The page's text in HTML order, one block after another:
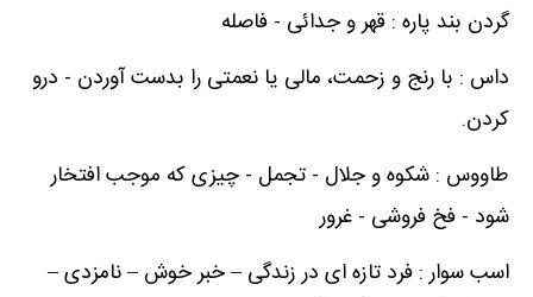
گردن بند پاره : قهر و جدائی - فاصله
داس : با رنج و زحمت، مالی یا نعمتی را بدست آوردن - درو
کردن.
طاووس : شکوه و جلال - تجمل - چیزی که موجب افتخار
شود - فخ فروشی - غرور
اسب سوار : فرد تازه ای در زندگی – خبر خوش – نامزدی –